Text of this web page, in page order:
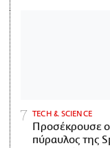
ΤECH & SCIENCE
Προσέκρουσε ο
πύραυλος της